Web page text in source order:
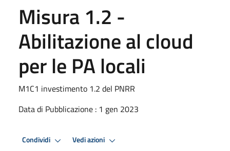
Misura 1.2 -
Abilitazione al cloud
per le PA locali
M1C1 investimento 1.2 del PNRR
Data di Pubblicazione : 1 gen 2023
Condividi Vedi azioni